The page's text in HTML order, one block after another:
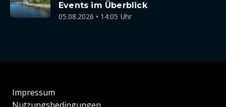
Events im Überblick
05.08.2026 • 14:05 Uhr
Impressum